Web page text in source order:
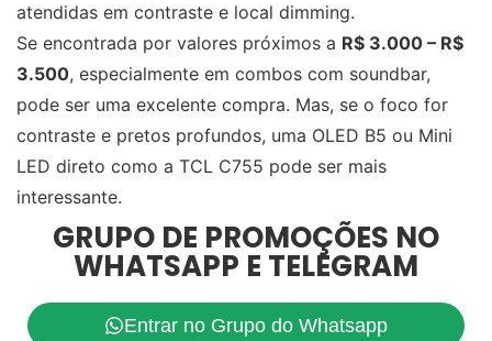
atendidas em contraste e local dimming.
Se encontrada por valores próximos a R$ 3.000 – R$
3.500, especialmente em combos com soundbar,
pode ser uma excelente compra. Mas, se o foco for
contraste e pretos profundos, uma OLED B5 ou Mini
LED direto como a TCL C755 pode ser mais
interessante.
GRUPO DE PROMOÇÕES NO
WHATSAPP E TELEGRAM
Entrar no Grupo do Whatsapp